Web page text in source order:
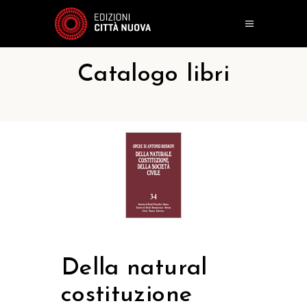
Catalogo libri
Della natural
costituzione